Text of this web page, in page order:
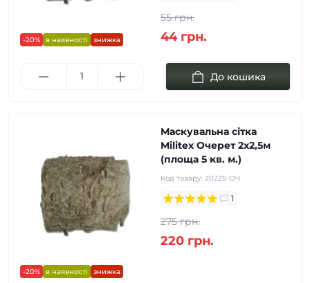
-20% в наявності знижка
55 грн.
44 грн.
До кошика
-20% в наявності знижка
Маскувальна сітка
Militex Очерет 2х2,5м
(площа 5 кв. м.)
Код товару: 20225-ОЧ
1
275 грн.
220 грн.